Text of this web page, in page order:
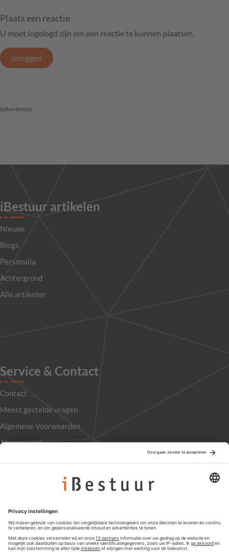
Plaats een reactie
U moet ingelogd zijn om een reactie te kunnen plaatsen.
Inloggen
(advertentie)
iBestuur artikelen
Nieuws
Blogs
Personalia
Achtergrond
Alle artikelen
Service & Contact
Contact
Meest gestelde vragen
Algemene Voorwaarden
Abonnement
Privacyinstellingen